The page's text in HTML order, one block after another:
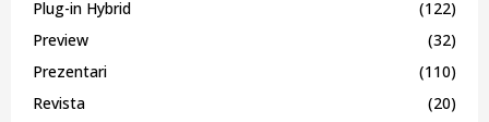
Plug-in Hybrid
(122)
Preview
(32)
Prezentari
(110)
Revista
(20)